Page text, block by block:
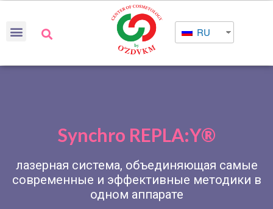
RU
Synchro REPLA:Y®
лазерная система, объединяющая самые
современные и эффективные методики в
одном аппарате